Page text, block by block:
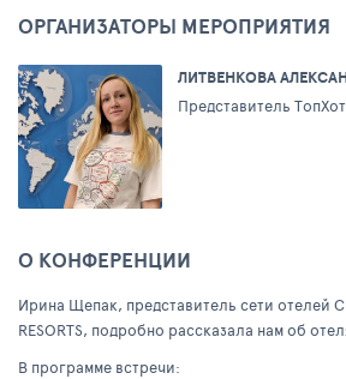
ОРГАНИЗАТОРЫ МЕРОПРИЯТИЯ
ЛИТВЕНКОВА
Представитель
О КОНФЕРЕНЦИИ
Ирина Щепак, представитель сети отелей
RESORTS, подробно рассказала нам об
В программе встречи: